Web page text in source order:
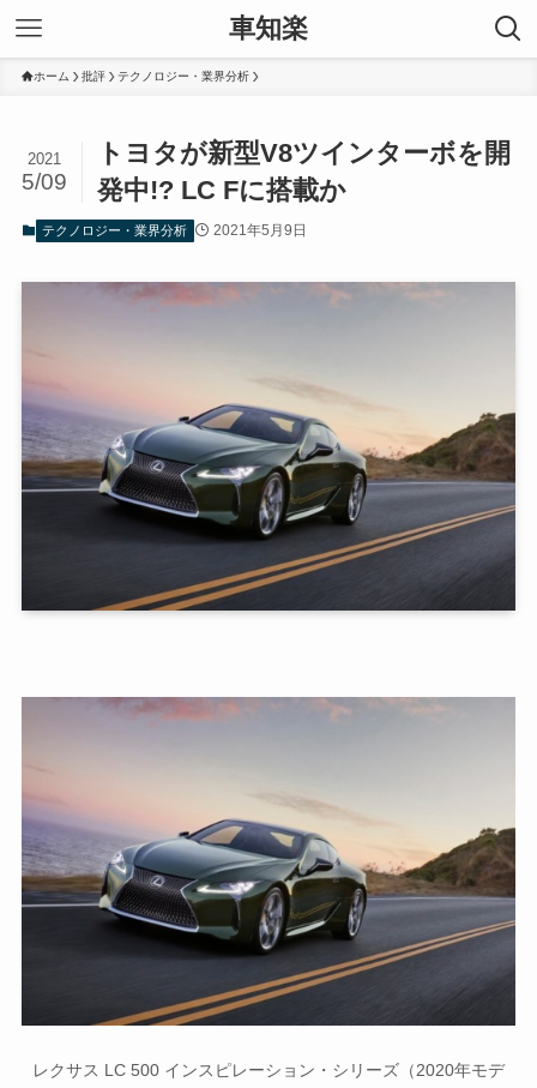
車知楽
ホーム 批評 テクノロジー・業界分析
トヨタが新型V8ツインターボを開
発中!? LC Fに搭載か
2021
5/09
テクノロジー・業界分析 2021年5月9日
レクサス LC 500 インスピレーション・シリーズ（2020年モデ